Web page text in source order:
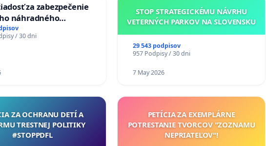
za zabezpečenie
náhradného
Váhu počas úplnej
mosta v
/ 30 dni
STOP STRATEGICKÉMU NÁVRHU
VETERNÝCH PARKOV NA SLOVENSKU
29 543 podpisov
957 Podpisy / 30 dni
7 May 2026
ZA OCHRANU DETÍ A
TRESTNEJ POLITIKY
#STOPPDFL
PETÍCIA ZA EXEMPLÁRNE
POTRESTANIE TVORCOV "ZOZNAMU
NEPRIATEĽOV"!